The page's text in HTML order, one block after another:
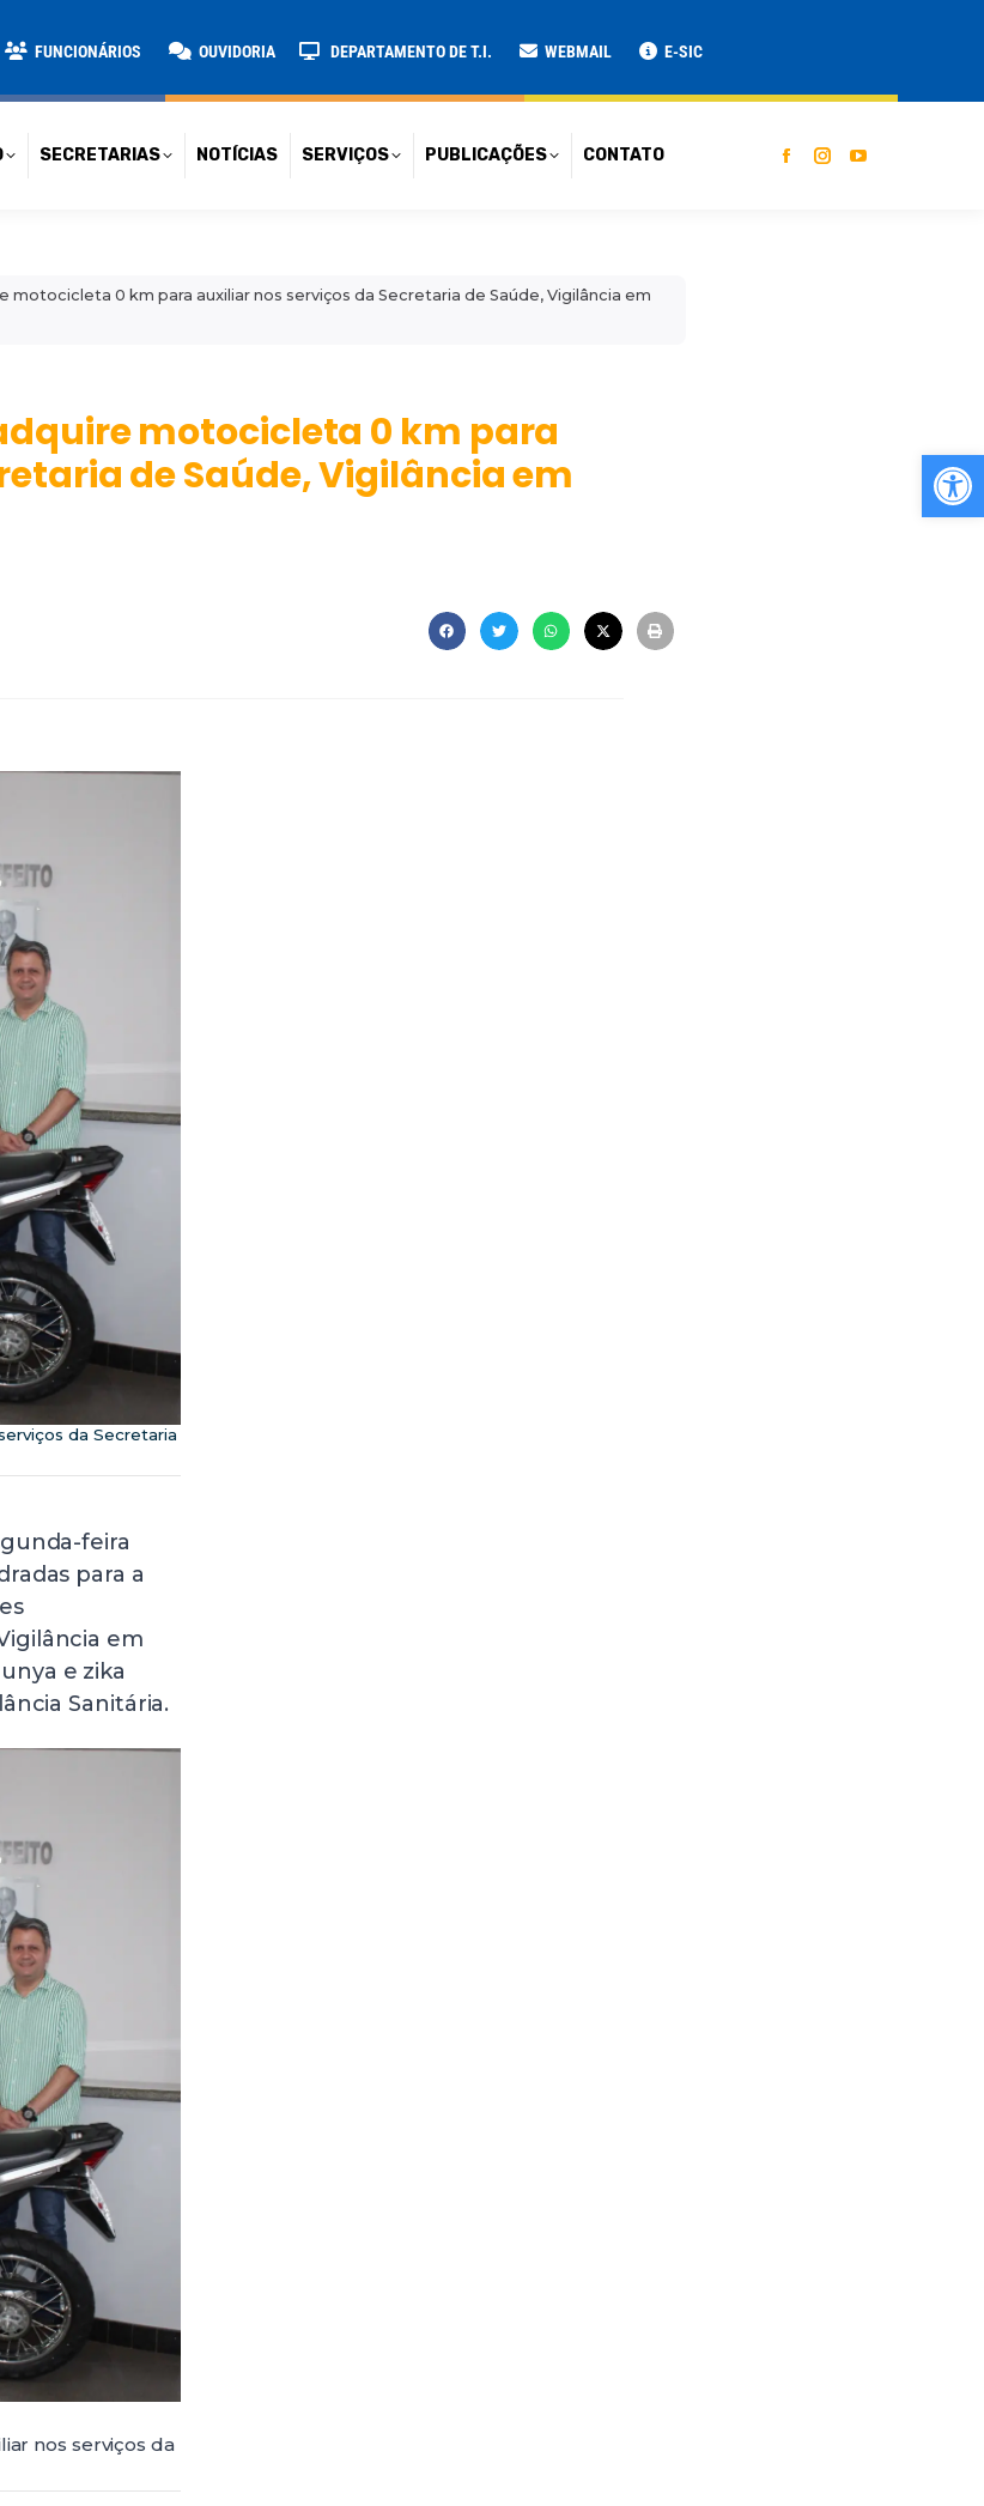
FUNCIONÁRIOS OUVIDORIA DEPARTAMENTO DE T.I. WEBMAIL E-SIC
SECRETARIAS NOTÍCIAS SERVIÇOS PUBLICAÇÕES CONTATO
motocicleta 0 km para auxiliar nos serviços da Secretaria de Saúde, Vigilância em
motocicleta 0 km para
de Saúde, Vigilância em
da Secretaria
feira
para a
em
e zika
Sanitária.
nos serviços da